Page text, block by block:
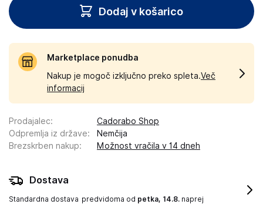
Dodaj v košarico
Marketplace ponudba
Nakup je mogoč izključno preko spleta.Več
informacij
Prodajalec:
Cadorabo Shop
Odpremlja iz države:
Nemčija
Brezskrben nakup: Možnost vračila v 14 dneh
Dostava
Standardna dostava predvidoma od petka, 14.8. naprej